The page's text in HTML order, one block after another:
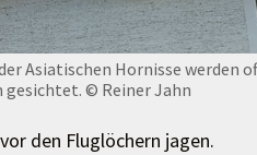
Asiatischen Hornisse werden
gesichtet. © Reiner Jahn
den Fluglöchern jagen.